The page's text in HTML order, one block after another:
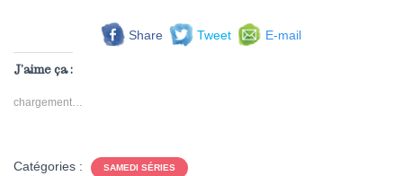
Share Tweet E-mail
J’aime ça :
chargement…
Catégories : SAMEDI SÉRIES